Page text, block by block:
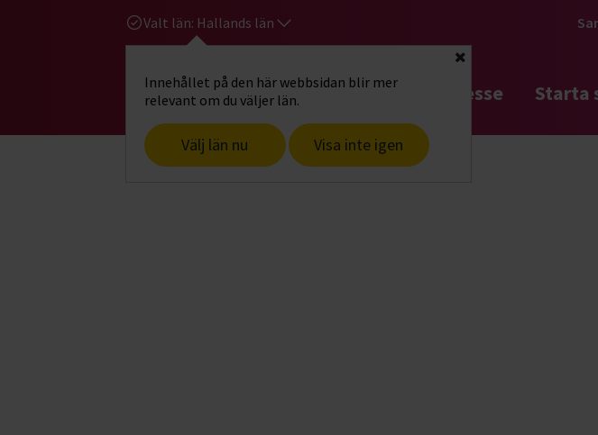
Valt län: Hallands län
Innehållet på den här webbsidan blir mer
relevant om du väljer län.
Välj län nu Visa inte igen
Stäng
Gå till studiefrämjandets startsidaHitta intresse Starta